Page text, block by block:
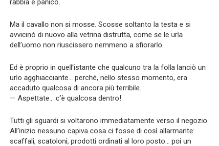
rabbia e panico.
Ma il cavallo non si mosse. Scosse soltanto la testa e si
avvicinò di nuovo alla vetrina distrutta, come se le urla
dell’uomo non riuscissero nemmeno a sfiorarlo.
Ed è proprio in quell’istante che qualcuno tra la folla lanciò un
urlo agghiacciante… perché, nello stesso momento, era
accaduto qualcosa di ancora più terribile.
— Aspettate… c’è qualcosa dentro!
Tutti gli sguardi si voltarono immediatamente verso il negozio.
All’inizio nessuno capiva cosa ci fosse di così allarmante:
scaffali, scatoloni, prodotti ordinati al loro posto… poi un